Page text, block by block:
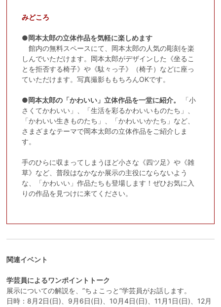
みどころ
●岡本太郎の立体作品を気軽に楽しめます
館内の無料スペースにて、岡本太郎の人気の彫刻を楽
しんでいただけます。岡本太郎がデザインした《坐るこ
とを拒否する椅子》や《駄々っ子》（椅子）などに座っ
ていただけます。写真撮影ももちろんOKです。
●岡本太郎の「かわいい」立体作品を一堂に紹介。
「小
さくてかわいい」、「生活を彩るかわいいものたち」、
「かわいい生きものたち」、「かわいいかたち」など、
さまざまなテーマで岡本太郎の立体作品をご紹介しま
す。
手のひらに収まってしまうほど小さな《四ツ足》や《雑
草》など、普段はなかなか展示の主役にならないよう
な、「かわいい」作品たちも登場します！ぜひお気に入
りの作品を見つけに来てください。
関連イベント
学芸員によるワンポイントトーク
展示についての解説を、”ちょこっと”学芸員がお話します。
日時：8月2日(日)、9月6日(日)、10月4日(日)、11月1日(日)、12月